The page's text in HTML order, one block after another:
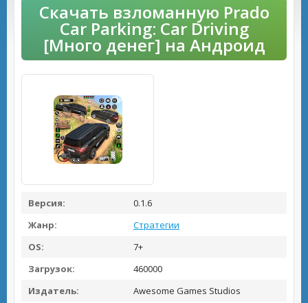
Скачать взломанную Prado
Car Parking: Car Driving
[Много денег] на Андроид
Версия:
0.1.6
Жанр:
Стратегии
OS:
7+
Загрузок:
460000
Издатель:
Awesome Games Studios